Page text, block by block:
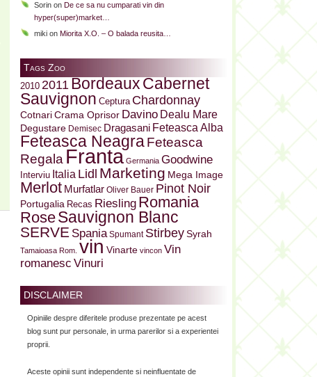
Sorin on De ce sa nu cumparati vin din
hyper(super)market…
miki on Miorita X.O. – O balada reusita…
Tags Zoo
2010 2011 BordeauxCabernet
Sauvignon Ceptura Chardonnay
Cotnari Crama Oprisor Davino Dealu Mare
Degustare Demisec Dragasani Feteasca Alba
Feteasca NeagraFeteasca
Regala Franta Germania Goodwine
Interviu Italia Lidl Marketing Mega Image
Merlot Murfatlar Oliver Bauer Pinot Noir
Portugalia Recas Riesling Romania
RoseSauvignon Blanc
SERVE Spania Spumant Stirbey Syrah
Tamaioasa Rom. vin Vinarte vincon Vin
romanesc Vinuri
DISCLAIMER
Opiniile despre diferitele produse prezentate pe acest
blog sunt pur personale, in urma parerilor si a experientei
proprii.
Aceste opinii sunt independente si neinfluentate de